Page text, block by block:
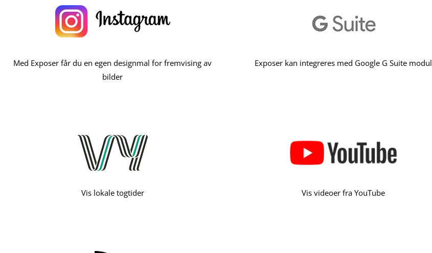
Med Exposer får du en egen designmal for fremvising av
bilder
Exposer kan integreres med Google G Suite modul
Vis lokale togtider Vis videoer fra YouTube